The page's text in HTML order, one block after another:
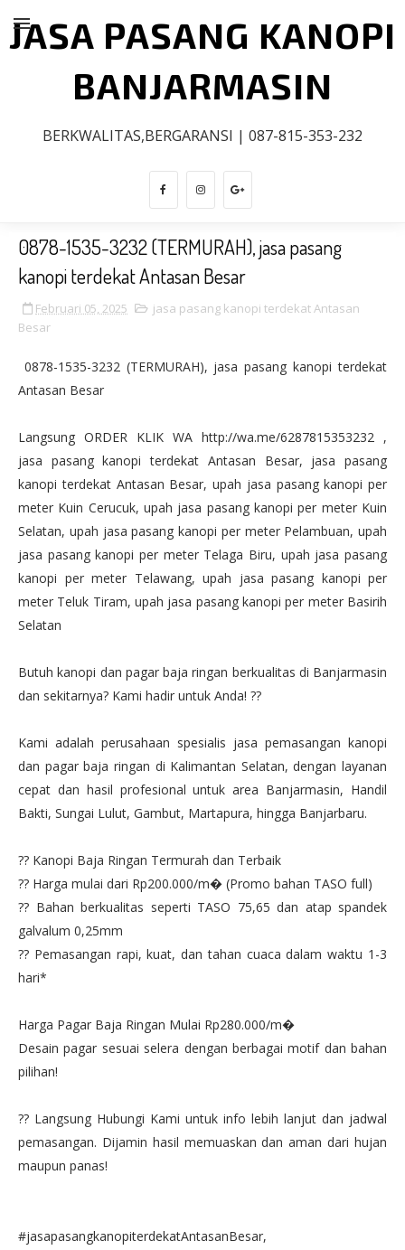
JASA PASANG KANOPI
BANJARMASIN
BERKWALITAS,BERGARANSI | 087-815-353-232
0878-1535-3232 (TERMURAH), jasa pasang
kanopi terdekat Antasan Besar
Februari 05, 2025
jasa pasang kanopi terdekat Antasan
Besar
0878-1535-3232 (TERMURAH), jasa pasang kanopi terdekat
Antasan Besar
Langsung ORDER KLIK WA http://wa.me/6287815353232 ,
jasa pasang kanopi terdekat Antasan Besar, jasa pasang
kanopi terdekat Antasan Besar, upah jasa pasang kanopi per
meter Kuin Cerucuk, upah jasa pasang kanopi per meter Kuin
Selatan, upah jasa pasang kanopi per meter Pelambuan, upah
jasa pasang kanopi per meter Telaga Biru, upah jasa pasang
kanopi per meter Telawang, upah jasa pasang kanopi per
meter Teluk Tiram, upah jasa pasang kanopi per meter Basirih
Selatan
Butuh kanopi dan pagar baja ringan berkualitas di Banjarmasin
dan sekitarnya? Kami hadir untuk Anda! ??
Kami adalah perusahaan spesialis jasa pemasangan kanopi
dan pagar baja ringan di Kalimantan Selatan, dengan layanan
cepat dan hasil profesional untuk area Banjarmasin, Handil
Bakti, Sungai Lulut, Gambut, Martapura, hingga Banjarbaru.
?? Kanopi Baja Ringan Termurah dan Terbaik
?? Harga mulai dari Rp200.000/m� (Promo bahan TASO full)
?? Bahan berkualitas seperti TASO 75,65 dan atap spandek
galvalum 0,25mm
?? Pemasangan rapi, kuat, dan tahan cuaca dalam waktu 1-3
hari*
Harga Pagar Baja Ringan Mulai Rp280.000/m�
Desain pagar sesuai selera dengan berbagai motif dan bahan
pilihan!
?? Langsung Hubungi Kami untuk info lebih lanjut dan jadwal
pemasangan. Dijamin hasil memuaskan dan aman dari hujan
maupun panas!
#jasapasangkanopiterdekatAntasanBesar,